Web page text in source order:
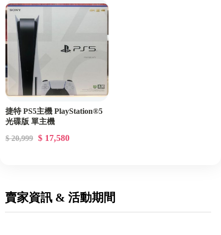
捷特 PS5主機 PlayStation®5
光碟版 單主機
$ 20,999
$ 17,580
賣家資訊 & 活動期間